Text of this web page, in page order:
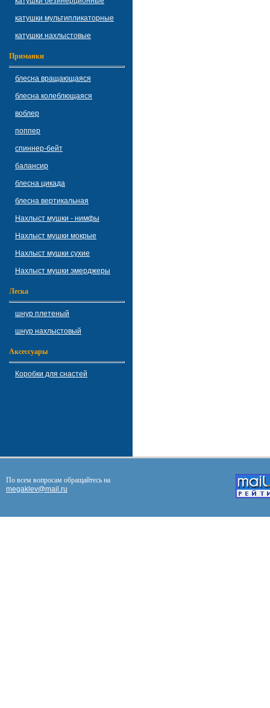
катушки мультипликаторные
катушки нахлыстовые
Приманки
блесна вращающаяся
блесна колеблющаяся
воблер
поппер
спиннер-бейт
балансир
блесна цикада
блесна вертикальная
Нахлыст мушки - нимфы
Нахлыст мушки мокрые
Нахлыст мушки сухие
Нахлыст мушки эмерджеры
Леска
шнур плетеный
шнур нахлыстовый
Аксессуары
Коробки для снастей
По всем вопросам обращайтесь на
megaklev@mail.ru